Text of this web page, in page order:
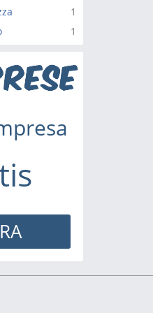
1
1